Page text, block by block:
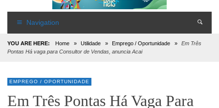
Navigation
YOU ARE HERE: Home » Utilidade » Emprego / Oportunidade »
Em Três
Pontas Há vaga para Consultor de Vendas, anuncia Acai
EMPREGO / OPORTUNIDADE
Em Três Pontas Há Vaga Para